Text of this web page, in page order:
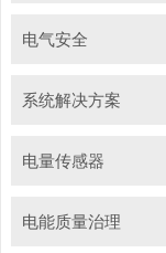
电气安全
系统解决方案
电量传感器
电能质量治理